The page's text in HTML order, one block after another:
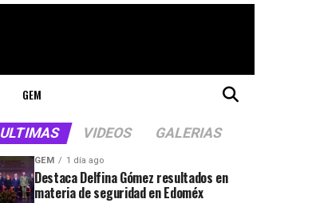
GEM
ULTIMAS VIDEOS GALERIAS
GEM 1 día ago
Destaca Delfina Gómez resultados en
materia de seguridad en Edoméx